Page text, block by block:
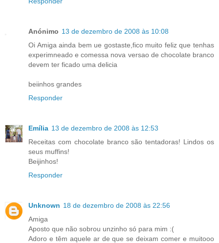
Anónimo 13 de dezembro de 2008 às 10:08
Oi Amiga ainda bem ue gostaste,fico muito feliz que tenhas
experimneado e comessa nova versao de chocolate branco
devem ter ficado uma delicia
beiinhos grandes
Responder
Emília 13 de dezembro de 2008 às 12:53
Receitas com chocolate branco são tentadoras! Lindos os
seus muffins!
Beijinhos!
Responder
Unknown 18 de dezembro de 2008 às 22:56
Amiga
Aposto que não sobrou unzinho só para mim :(
Adoro e têm aquele ar de que se deixam comer e muitooo